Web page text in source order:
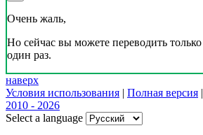
Очень жаль,
Но сейчас вы можете переводить только
один раз.
наверх
Условия использования | Полная версия |
2010 - 2026
Select a language